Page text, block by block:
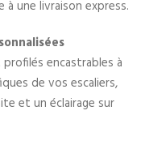
une livraison express.
encastrables à
de vos escaliers,
et un éclairage sur